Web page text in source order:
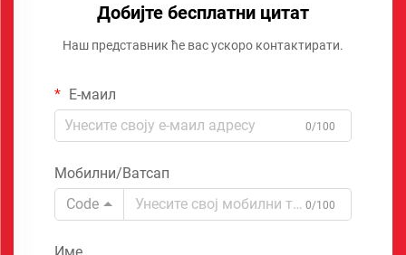
Добијте бесплатни цитат
Наш представник ће вас ускоро контактирати.
Е-маил
0/100
Мобилни/Ватсап
Code
0/100